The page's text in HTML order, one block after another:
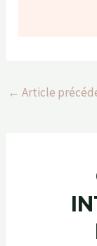
← Article